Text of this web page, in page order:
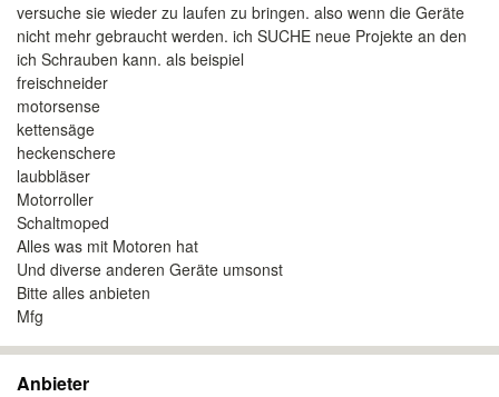
versuche sie wieder zu laufen zu bringen. also wenn die Geräte
nicht mehr gebraucht werden. ich SUCHE neue Projekte an den
ich Schrauben kann. als beispiel
freischneider
motorsense
kettensäge
heckenschere
laubbläser
Motorroller
Schaltmoped
Alles was mit Motoren hat
Und diverse anderen Geräte umsonst
Bitte alles anbieten
Mfg
Anbieter